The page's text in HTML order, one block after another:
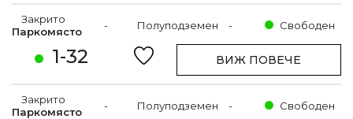
1-32
Закрито
Паркомясто
- Полуподземен - Свободен
ВИЖ ПОВЕЧЕ
Закрито
Паркомясто
- Полуподземен - Свободен